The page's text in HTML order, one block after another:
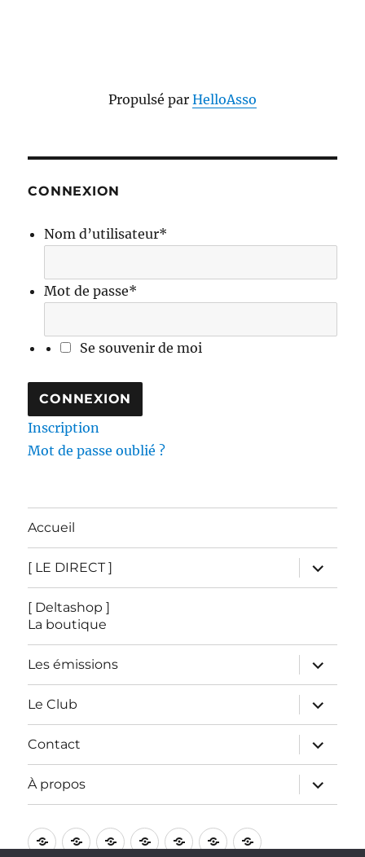
Propulsé par HelloAsso
CONNEXION
Nom d’utilisateur*
Mot de passe*
Se souvenir de moi
Inscription
Mot de passe oublié ?
Accueil
[ LE DIRECT ]
ouvrir
le
sous-
[ Deltashop ]
La boutique
Les émissions
ouvrir
le
sous-
menu
Le Club
ouvrir
le
sous-
menu
Contact
ouvrir
le
sous-
menu
À propos
ouvrir
le
sous-
Accueil
[
[
Les
Le
Contact
À